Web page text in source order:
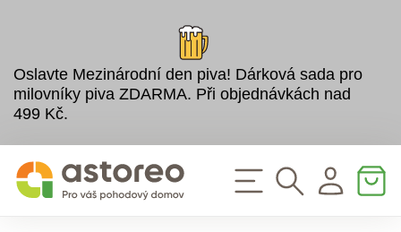
Oslavte Mezinárodní den piva! Dárková sada pro
milovníky piva ZDARMA. Při objednávkách nad
499 Kč.